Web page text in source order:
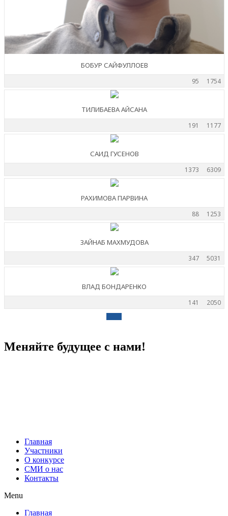
БОБУР САЙФУЛЛОЕВ
1754
95
ТИЛИБАЕВА АЙСАНА
1177
191
САИД ГУСЕНОВ
6309
1373
РАХИМОВА ПАРВИНА
1253
88
ЗАЙНАБ МАХМУДОВА
5031
347
ВЛАД БОНДАРЕНКО
2050
141
Меняйте будущее с нами!
Главная
Участники
О конкурсе
СМИ о нас
Контакты
Menu
Главная